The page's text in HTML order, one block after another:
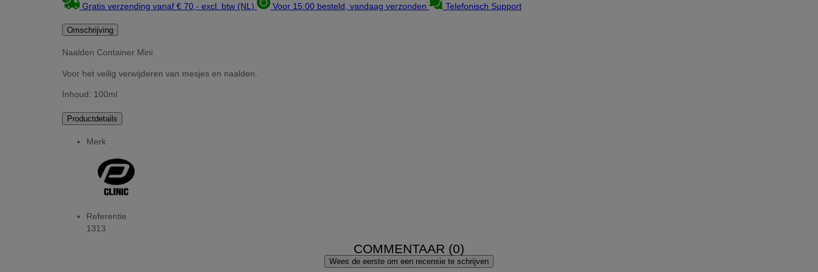
Gratis verzending vanaf € 70,- excl. btw (NL) Voor 15:00 besteld, vandaag verzonden Telefonisch Support
Omschrijving
Naalden Container Mini
Voor het veilig verwijderen van mesjes en naalden.
Inhoud: 100ml
Productdetails
Merk
Referentie
1313
COMMENTAAR (0)
Wees de eerste om een recensie te schrijven